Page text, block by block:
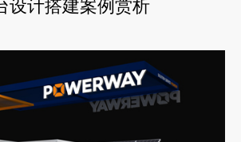
设计搭建案例赏析